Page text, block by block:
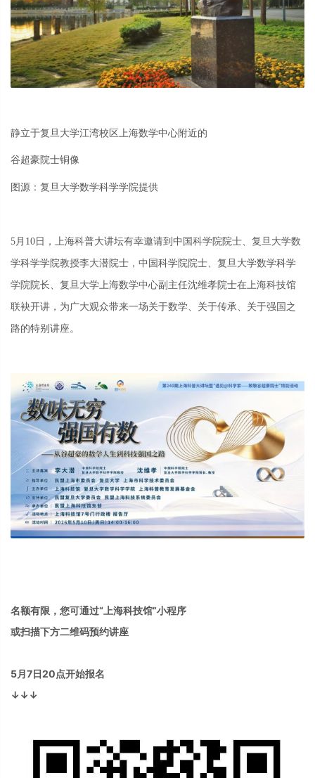
静立于复旦大学江湾校区上海数学中心附近的
谷超豪院士铜像
图源：复旦大学数学科学学院提供
5月10日，上海科普大讲坛有幸邀请到 中国科学院院士、复旦大学数
学科学学院教授李大潜院士 ， 中国科学院院士、复旦大学数学科学
学院院长、复旦大学上海数学中心副主任沈维孝院士在上海科技馆
联袂开讲 ， 为广大观众带来一场关于数学、关于传承、关于强国之
路的特别讲座。
名额有限，您可通过“上海科技馆”小程序
或扫描下方二维码预约讲座
5月7日20点开始报名
↓↓↓